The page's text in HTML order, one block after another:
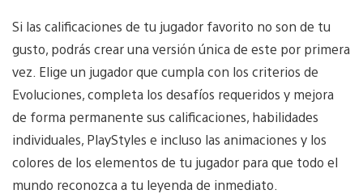
Si las calificaciones de tu jugador favorito no son de tu
gusto, podrás crear una versión única de este por primera
vez. Elige un jugador que cumpla con los criterios de
Evoluciones, completa los desafíos requeridos y mejora
de forma permanente sus calificaciones, habilidades
individuales, PlayStyles e incluso las animaciones y los
colores de los elementos de tu jugador para que todo el
mundo reconozca a tu leyenda de inmediato.